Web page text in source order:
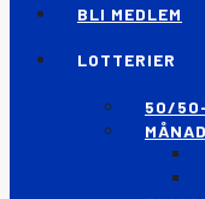
BLI MEDLEM
LOTTERIER
50/